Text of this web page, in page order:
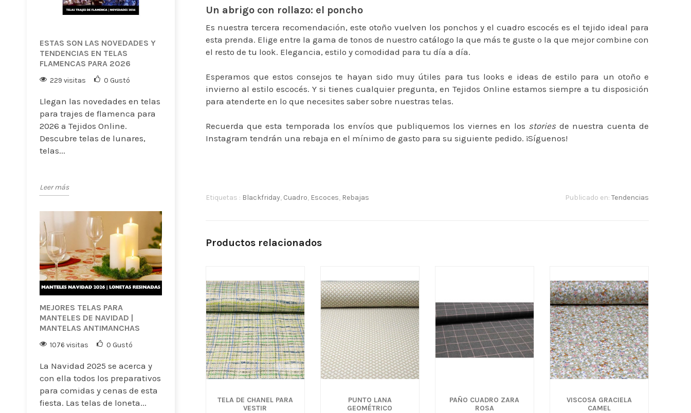
ESTAS SON LAS NOVEDADES Y
TENDENCIAS EN TELAS
FLAMENCAS PARA 2026
229 visitas 0 Gustó
Llegan las novedades en telas
para trajes de flamenca para
2026 a Tejidos Online.
Descubre telas de lunares,
telas...
Leer más
MEJORES TELAS PARA
MANTELES DE NAVIDAD |
MANTELAS ANTIMANCHAS
1076 visitas 0 Gustó
La Navidad 2025 se acerca y
con ella todos los preparativos
para comidas y cenas de esta
fiesta. Las telas de loneta...
Un abrigo con rollazo: el poncho
Es nuestra tercera recomendación, este otoño vuelven los ponchos y el cuadro escocés es el tejido ideal para
esta prenda. Elige entre la gama de tonos de nuestro catálogo la que más te guste o la que mejor combine con
el resto de tu look. Elegancia, estilo y comodidad para tu día a día.
Esperamos que estos consejos te hayan sido muy útiles para tus looks e ideas de estilo para un otoño e
invierno al estilo escocés. Y si tienes cualquier pregunta, en Tejidos Online estamos siempre a tu disposición
para atenderte en lo que necesites saber sobre nuestras telas.
Recuerda que esta temporada los envíos que publiquemos los viernes en los stories de nuestra cuenta de
Instagram tendrán una rebaja en el mínimo de gasto para su siguiente pedido. ¡Síguenos!
Etiquetas : Blackfriday, Cuadro, Escoces, Rebajas Publicado en: Tendencias
Productos relacionados
TELA DE CHANEL PARA
VESTIR
PUNTO LANA
GEOMÉTRICO
PAÑO CUADRO ZARA
ROSA
VISCOSA GRACIELA
CAMEL